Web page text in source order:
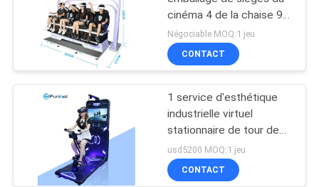
Le cinéma des
sièges de
mouvement
cinéma 4 de la chaise 9D
VR de vr 12 mois de
garantie
Négociable MOQ:1 jeu
CONTACT
1 service d'esthétique
industrielle virtuel
stationnaire de tour de
vélo de réalité virtuelle
d'intérieur de joueur/vélo
d'exercice
usd5200 MOQ:1 jeu
CONTACT